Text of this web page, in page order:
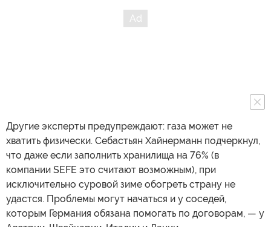
Другие эксперты предупреждают: газа может не
хватить физически. Себастьян Хайнерманн подчеркнул,
что даже если заполнить хранилища на 76% (в
компании SEFE это считают возможным), при
исключительно суровой зиме обогреть страну не
удастся. Проблемы могут начаться и у соседей,
которым Германия обязана помогать по договорам, — у